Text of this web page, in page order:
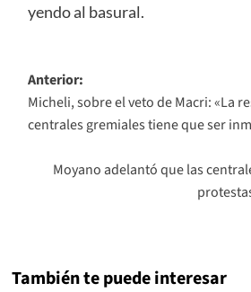
yendo al basural.
Navegación
de
entradas
Anterior:
Micheli, sobre el veto de Macri: «La
centrales gremiales tiene que ser
Moyano adelantó que las
También te puede interesar